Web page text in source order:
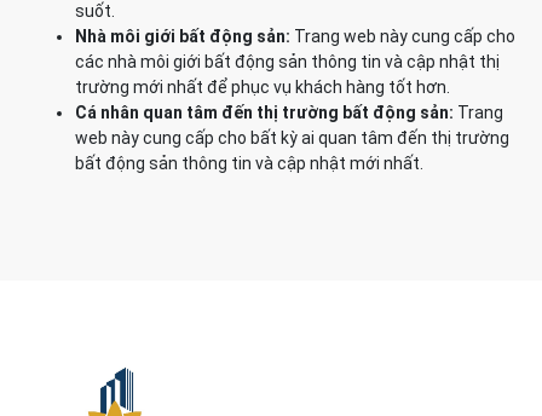
suốt.
Nhà môi giới bất động sản: Trang web này cung cấp cho
các nhà môi giới bất động sản thông tin và cập nhật thị
trường mới nhất để phục vụ khách hàng tốt hơn.
Cá nhân quan tâm đến thị trường bất động sản: Trang
web này cung cấp cho bất kỳ ai quan tâm đến thị trường
bất động sản thông tin và cập nhật mới nhất.